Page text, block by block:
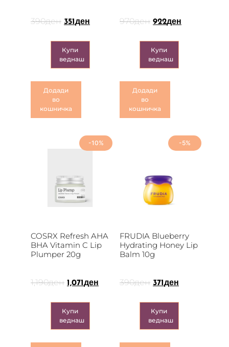
390ден 351ден
Купи
веднаш
Додади
во
кошничка
970ден 922ден
Купи
веднаш
Додади
во
кошничка
-10%
COSRX Refresh AHA
BHA Vitamin C Lip
Plumper 20g
1,190ден 1,071ден
Купи
веднаш
-5%
FRUDIA Blueberry
Hydrating Honey Lip
Balm 10g
390ден 371ден
Купи
веднаш